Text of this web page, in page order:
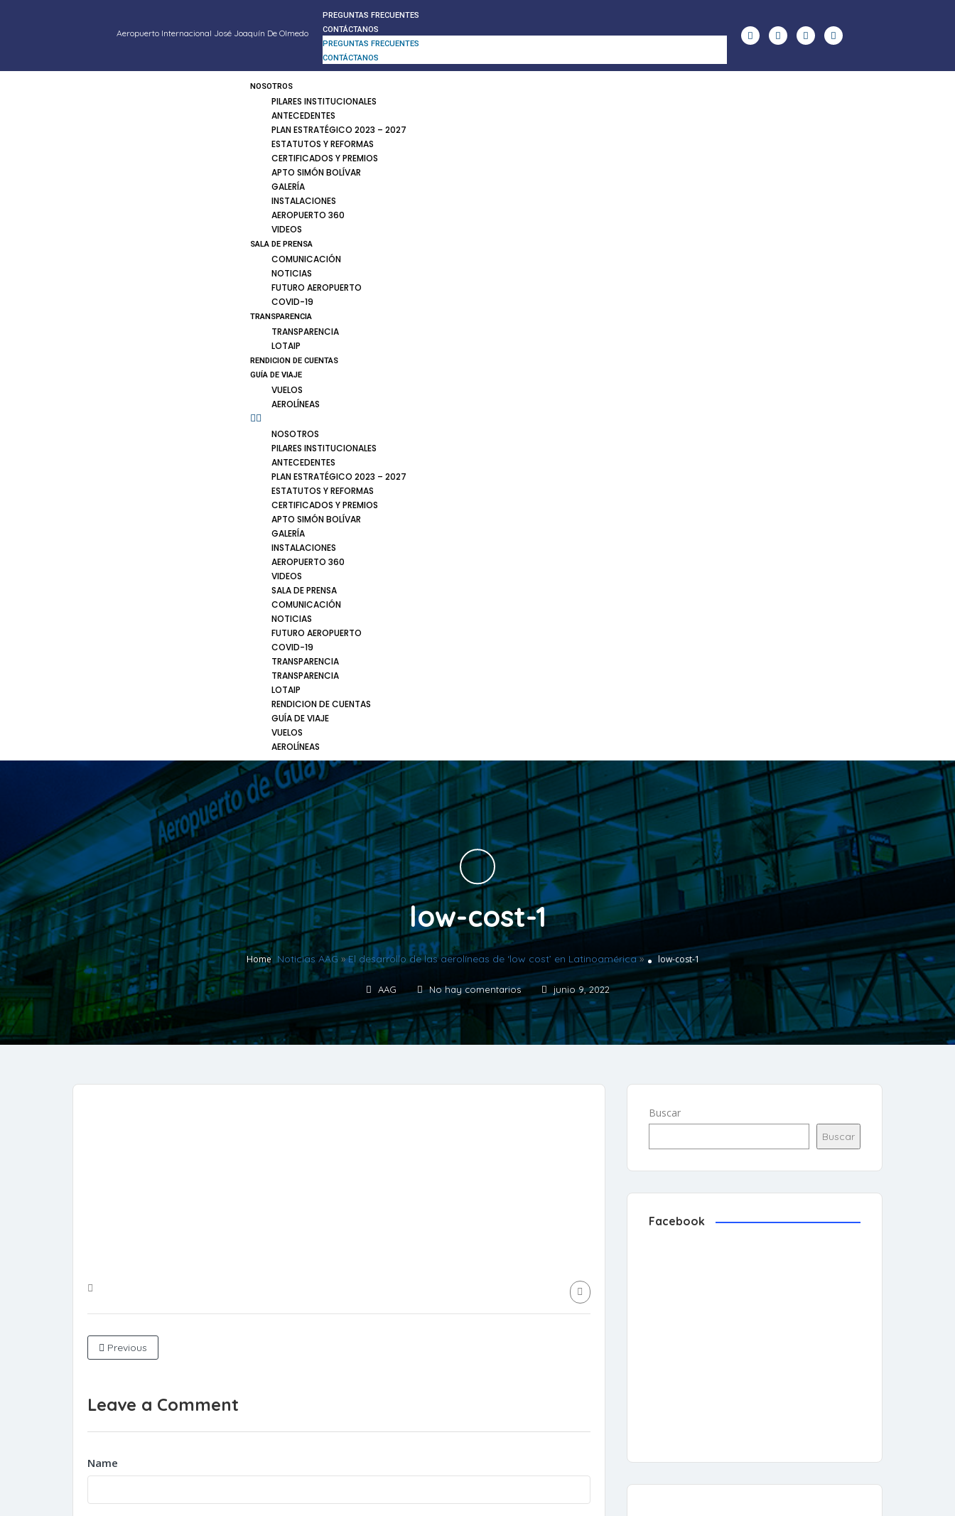
Aeropuerto Internacional José Joaquín De Olmedo
PREGUNTAS FRECUENTES
CONTÁCTANOS
PREGUNTAS FRECUENTES
CONTÁCTANOS
NOSOTROS
PILARES INSTITUCIONALES
ANTECEDENTES
PLAN ESTRATÉGICO 2023 – 2027
ESTATUTOS Y REFORMAS
CERTIFICADOS Y PREMIOS
APTO SIMÓN BOLÍVAR
GALERÍA
INSTALACIONES
AEROPUERTO 360
VIDEOS
SALA DE PRENSA
COMUNICACIÓN
NOTICIAS
FUTURO AEROPUERTO
COVID-19
TRANSPARENCIA
TRANSPARENCIA
LOTAIP
RENDICION DE CUENTAS
GUÍA DE VIAJE
VUELOS
AEROLÍNEAS
NOSOTROS
PILARES INSTITUCIONALES
ANTECEDENTES
PLAN ESTRATÉGICO 2023 – 2027
ESTATUTOS Y REFORMAS
CERTIFICADOS Y PREMIOS
APTO SIMÓN BOLÍVAR
GALERÍA
INSTALACIONES
AEROPUERTO 360
VIDEOS
SALA DE PRENSA
COMUNICACIÓN
NOTICIAS
FUTURO AEROPUERTO
COVID-19
TRANSPARENCIA
TRANSPARENCIA
LOTAIP
RENDICION DE CUENTAS
GUÍA DE VIAJE
VUELOS
AEROLÍNEAS
low-cost-1
Home Noticias AAG »El desarrollo de las aerolíneas de ‘low cost’ en Latinoamérica» low-cost-1
AAG No hay comentarios junio 9, 2022
Previous
Leave a Comment
Name
Buscar
Buscar
Facebook